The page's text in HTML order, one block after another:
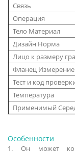
Связь
Операция
Тело Материал
Дизайн Норма
Лицо к размеру
Фланец Измерение
Тест и код
Температура
Применимый
Особенности
1. Он может